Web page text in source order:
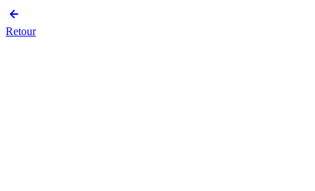
Retour